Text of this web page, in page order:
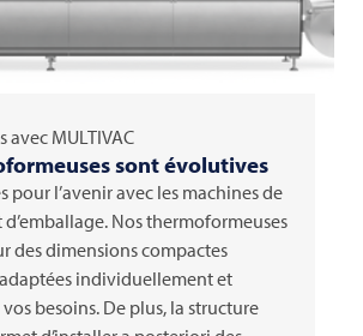
avec MULTIVAC
sont évolutives
pour l’avenir avec les machines de
Nos thermoformeuses
des dimensions compactes
individuellement et
besoins. De plus, la structure